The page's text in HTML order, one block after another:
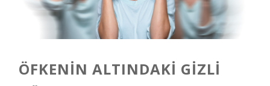
ÖFKENIN ALTINDAKI GIZLI